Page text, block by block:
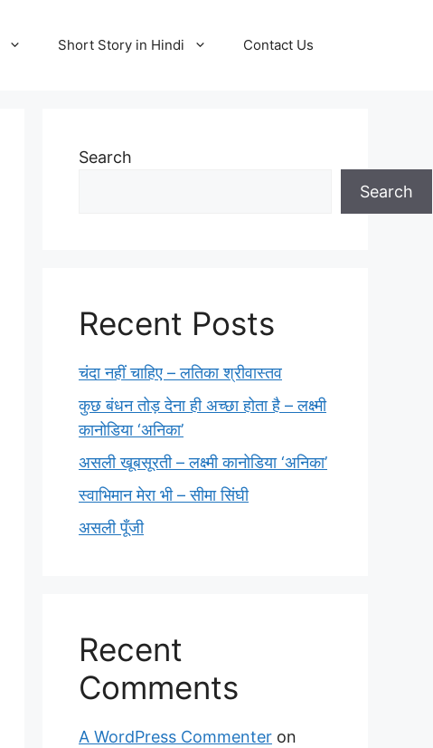
Short Story in Hindi Contact Us
Search
Search
Recent Posts
चंदा नहीं चाहिए – लतिका श्रीवास्तव
कुछ बंधन तोड़ देना ही अच्छा होता है – लक्ष्मी
कानोडिया ‘अनिका’
असली खूबसूरती – लक्ष्मी कानोडिया ‘अनिका’
स्वाभिमान मेरा भी – सीमा सिंघी
असली पूँजी
Recent
Comments
A WordPress Commenter on